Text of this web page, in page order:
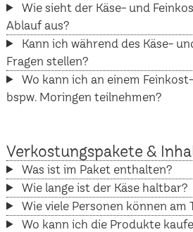
Wie sieht der Käse- und
Ablauf aus?
Kann ich während des Käse-
Fragen stellen?
Wo kann ich an einem
bspw. Moringen teilnehmen?
Verkostungspakete &
Was ist im Paket enthalten?
Wie lange ist der Käse haltbar?
Wie viele Personen können am
Wo kann ich die Produkte